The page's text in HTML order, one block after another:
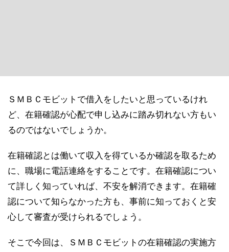
ＳＭＢＣモビットで借入をしたいと思っているけれ
ど、在籍確認が心配で申し込みに踏み切れない方もい
るのではないでしょうか。
在籍確認とは働いて収入を得ているか確認を取るため
に、職場に電話連絡をすることです。在籍確認につい
て詳しく知っていれば、不安を解消できます。在籍確
認について知らなかった方も、事前に知っておくと安
心して審査が受けられるでしょう。
そこで今回は、ＳＭＢＣモビットの在籍確認の実施方